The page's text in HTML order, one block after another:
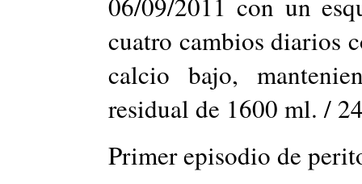
cuatro cambios diarios
calcio bajo,
residual de 1600 ml. /
Primer episodio de